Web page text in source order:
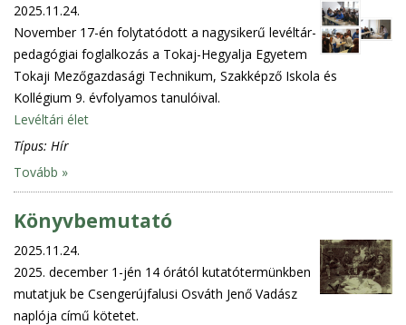
2025.11.24.
November 17-én folytatódott a nagysikerű levéltár-
pedagógiai foglalkozás a Tokaj-Hegyalja Egyetem
Tokaji Mezőgazdasági Technikum, Szakképző Iskola és
Kollégium 9. évfolyamos tanulóival.
Levéltári élet
Típus: Hír
Tovább »
Könyvbemutató
2025.11.24.
2025. december 1-jén 14 órától kutatótermünkben
mutatjuk be Csengerújfalusi Osváth Jenő Vadász
naplója című kötetet.